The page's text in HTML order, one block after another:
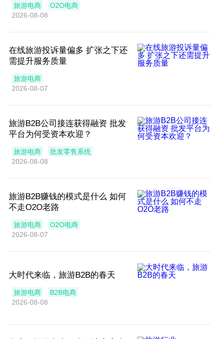
旅游电商
O2O电商
2026-08-08
在线旅游投诉量偏多 扩张之下还
需提升服务质量
旅游电商
2026-08-07
旅游B2B公司接连获得融资 批发
平台为何受资本欢迎？
旅游电商
批发零售系统
2026-08-08
旅游B2B赚钱的模式是什么 如何
不走O2O老路
旅游电商
O2O电商
2026-08-07
大时代来临，旅游B2B的春天
旅游电商
B2B电商
2026-08-08